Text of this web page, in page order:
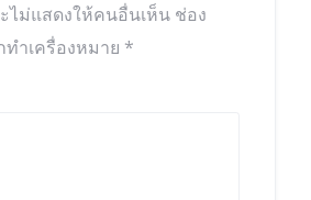
ไม่แสดงให้คนอื่นเห็น ช่อง
ำเครื่องหมาย *